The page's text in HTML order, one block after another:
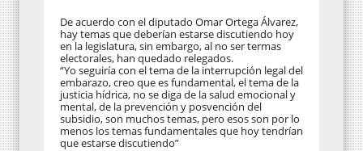
De acuerdo con el diputado Omar Ortega Álvarez,
hay temas que deberían estarse discutiendo hoy
en la legislatura, sin embargo, al no ser termas
electorales, han quedado relegados.
“Yo seguiría con el tema de la interrupción legal del
embarazo, creo que es fundamental, el tema de la
justicia hídrica, no se diga de la salud emocional y
mental, de la prevención y posvención del
subsidio, son muchos temas, pero esos son por lo
menos los temas fundamentales que hoy tendrían
que estarse discutiendo”